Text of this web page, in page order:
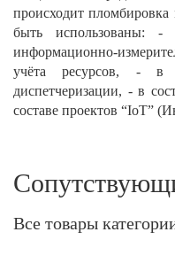
происходит
быть использованы: -
информационно-
учёта ресурсов, - в
диспетчеризации, - в
составе проектов “IoT”
Все товары